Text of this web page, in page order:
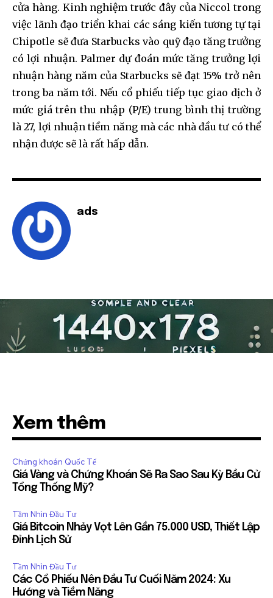
cửa hàng. Kinh nghiệm trước đây của Niccol trong
việc lãnh đạo triển khai các sáng kiến ​​tương tự tại
Chipotle sẽ đưa Starbucks vào quỹ đạo tăng trưởng
có lợi nhuận. Palmer dự đoán mức tăng trưởng lợi
nhuận hàng năm của Starbucks sẽ đạt 15% trở nên
trong ba năm tới. Nếu cổ phiếu tiếp tục giao dịch ở
mức giá trên thu nhập (P/E) trung bình thị trường
là 27, lợi nhuận tiềm năng mà các nhà đầu tư có thể
nhận được sẽ là rất hấp dẫn.
ads
Xem thêm
Chứng khoán Quốc Tế
Giá Vàng và Chứng Khoán Sẽ Ra Sao Sau Kỳ Bầu Cử
Tổng Thống Mỹ?
Tầm Nhìn Đầu Tư
Giá Bitcoin Nhảy Vọt Lên Gần 75.000 USD, Thiết Lập
Đỉnh Lịch Sử
Tầm Nhìn Đầu Tư
Các Cổ Phiếu Nên Đầu Tư Cuối Năm 2024: Xu
Hướng và Tiềm Năng